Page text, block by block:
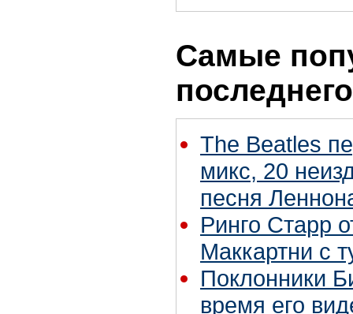
Самые
The Beatles
микс, 20
песня
Ринго Старр
Маккартни с
Поклонники
время его